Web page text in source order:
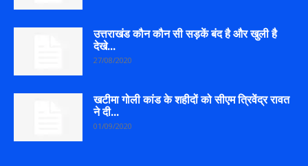
उत्तराखंड कौन कौन सी सड़कें बंद है और खुली है
देखे...
27/08/2020
खटीमा गोली कांड के शहीदों को सीएम त्रिवेंद्र रावत
ने दी...
01/09/2020